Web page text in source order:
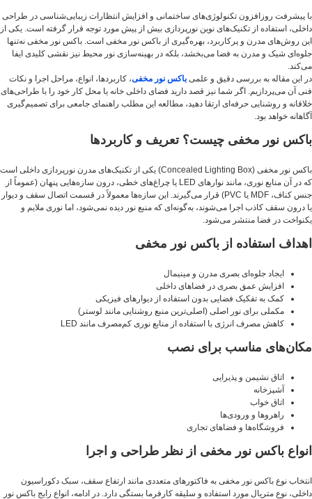
با پیشرفت روزافزون تکنولوژی‌های ساختمانی و افزایش انتظارات زیبایی‌شناسی در طراحی
داخلی، استفاده از تکنیک‌های نوین نورپردازی بیش از پیش مورد توجه قرار گرفته است. یکی از
این روش‌های مدرن و پرکاربرد، بهره‌گیری از باکس نور مخفی است. باکس نور مخفی نه‌تنها
جلوه‌ای شیک و مدرن به فضا می‌بخشد، بلکه در بهینه‌سازی نور محیط نیز نقشی کلیدی ایفا
می‌کند.
در این مقاله به بررسی دقیق و علمی باکس نور مخفی، کاربردها، انواع، مراحل اجرا و نکات
فنی آن می‌پردازیم. اگر شما نیز قصد دارید فضای داخلی خانه یا محل کار خود را با طراحی‌های
خلاقانه و روشنایی حرفه‌ای ارتقا دهید، مطالعه این مطلب راهنمای جامعی برای تصمیم‌گیری
آگاهانه خواهد بود.
باکس نور مخفی چیست؟ تعریف و کاربردها
باکس نور مخفی (Concealed Lighting Box) یکی از تکنیک‌های مدرن نورپردازی داخلی است
که در آن منابع نوری، مانند نوارهای LED یا چراغ‌های خطی، درون سازه‌هایی پنهان (عموماً از
جنس کناف، MDF یا PVC) قرار می‌گیرند. این سازه‌ها معمولاً در قسمت اتصال سقف و دیوار
یا درون سقف کاذب اجرا می‌شوند، به‌گونه‌ای که منبع نور دیده نمی‌شود، اما نوری ملایم و
یکنواخت در فضا منتشر می‌شود.
اهداف استفاده از باکس نور مخفی
ایجاد جلوه‌ای بصری مدرن و مینیمال
افزایش عمق بصری در فضاهای داخلی
کمک به تفکیک فضایی بدون استفاده از دیوارهای فیزیکی
مکملی برای نور اصلی (اصلی‌ترین منبع روشنایی مانند لوستر)
کاهش مصرف انرژی با استفاده از منابع نوری کم‌مصرف مانند LED
مکان‌های مناسب برای نصب
اتاق نشیمن و پذیرایی
آشپزخانه
اتاق خواب
راهروها و ورودی‌ها
فروشگاه‌ها و فضاهای تجاری
انواع باکس نور مخفی از نظر طراحی و اجرا
انتخاب نوع باکس نور مخفی به فاکتورهای متعددی مانند ارتفاع سقف، سبک دکوراسیون
داخلی، نوع متریال مورد استفاده و سلیقه کارفرما بستگی دارد. در ادامه، انواع رایج باکس نور